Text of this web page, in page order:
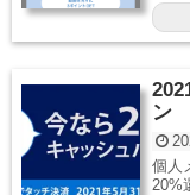
ン
個人
20%